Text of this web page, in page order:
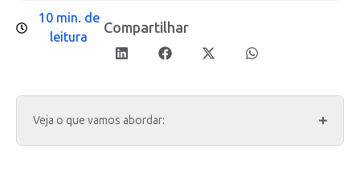
10 min. de
leitura
Compartilhar
Veja o que vamos abordar: